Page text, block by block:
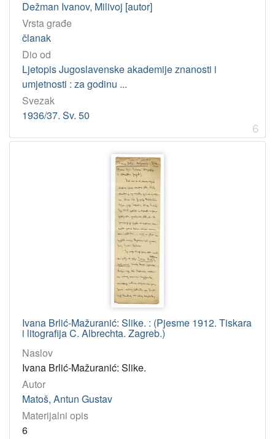
Licencije
InC
CC0
CC BY-NC-ND
PDM
Dežman Ivanov, Milivoj [autor]
Vrsta građe
članak
Dio od
Ljetopis Jugoslavenske akademije znanosti i
umjetnosti : za godinu ...
Svezak
1936/37. Sv. 50
6
Ivana Brlić-Mažuranić: Slike. : (Pjesme 1912. Tiskara
i litografija C. Albrechta. Zagreb.)
Naslov
Ivana Brlić-Mažuranić: Slike.
Autor
Matoš, Antun Gustav
Materijalni opis
6